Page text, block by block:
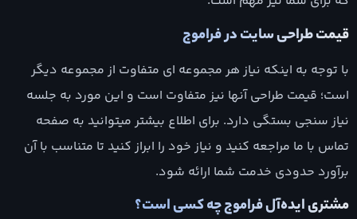
قیمت طراحی سایت در فراموج
با توجه به اینکه نیاز هر مجموعه ای متفاوت از مجموعه دیگر
است؛ قیمت طراحی آنها نیز متفاوت است و این مورد به جلسه
نیاز سنجی بستگی دارد. برای اطلاع بیشتر میتوانید به صفحه
تماس با ما مراجعه کنید و نیاز خود را ابراز کنید تا متناسب با آن
برآورد حدودی خدمت شما ارائه شود.
مشتری ایده‌آل فراموج چه کسی است؟